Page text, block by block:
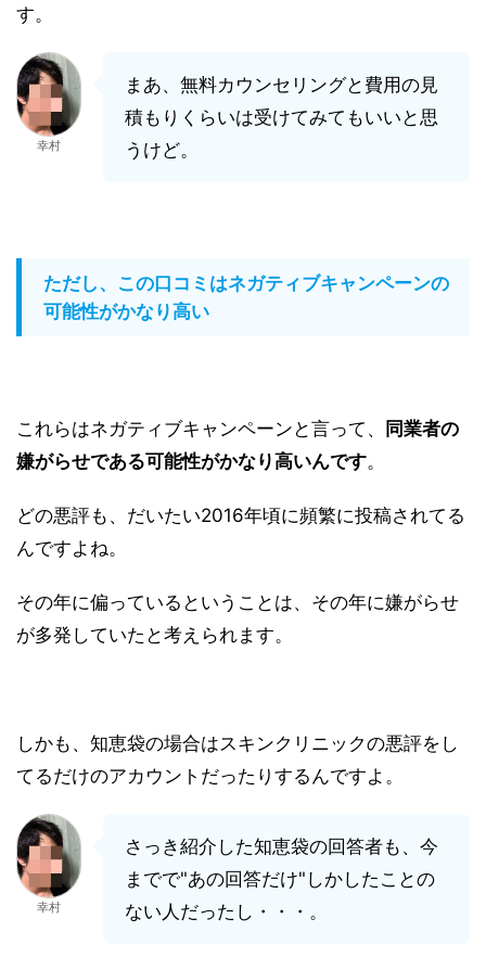
す。
幸村
まあ、無料カウンセリングと費用の見
積もりくらいは受けてみてもいいと思
うけど。
ただし、この口コミはネガティブキャンペーンの
可能性がかなり高い
これらはネガティブキャンペーンと言って、
同業者の
嫌がらせである可能性がかなり高いんです。
どの悪評も、だいたい2016年頃に頻繁に投稿されてる
んですよね。
その年に偏っているということは、その年に嫌がらせ
が多発していたと考えられます。
しかも、知恵袋の場合はスキンクリニックの悪評をし
てるだけのアカウントだったりするんですよ。
幸村
さっき紹介した知恵袋の回答者も、今
までで"あの回答だけ"しかしたことの
ない人だったし・・・。